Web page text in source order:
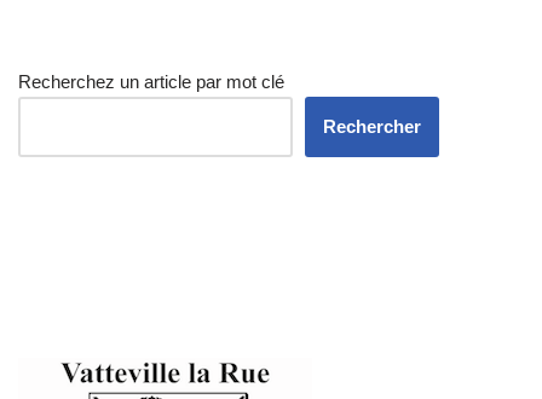
Recherchez un article par mot clé
Rechercher